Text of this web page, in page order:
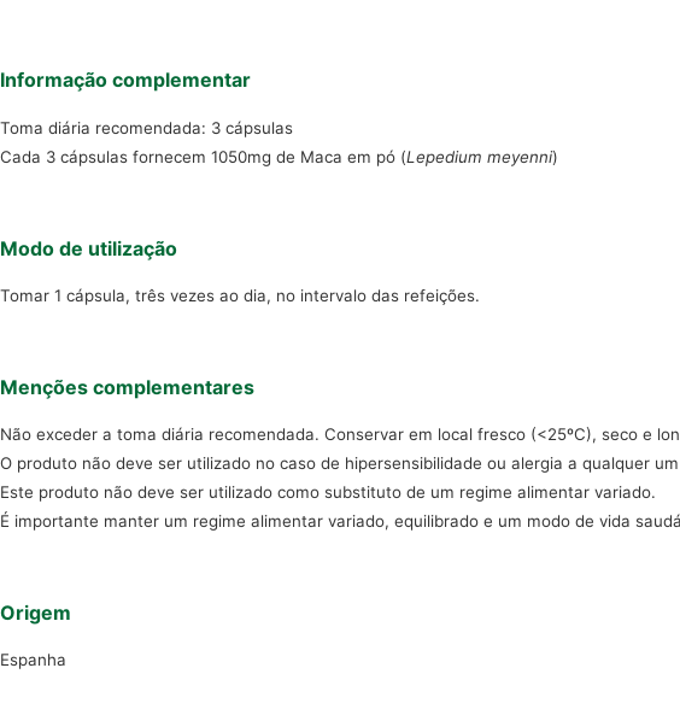
Informação complementar
Toma diária recomendada: 3 cápsulas
Cada 3 cápsulas fornecem 1050mg de Maca em pó (Lepedium meyenni)
Modo de utilização
Tomar 1 cápsula, três vezes ao dia, no intervalo das refeições.
Menções complementares
Não exceder a toma diária recomendada. Conservar em local fresco (<25ºC), seco e
O produto não deve ser utilizado no caso de hipersensibilidade ou alergia a qualquer
Este produto não deve ser utilizado como substituto de um regime alimentar variado.
É importante manter um regime alimentar variado, equilibrado e um modo de vida
Origem
Espanha